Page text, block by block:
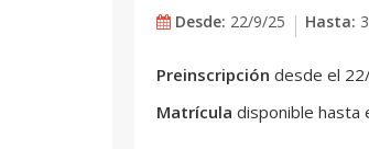
Desde: 22/9/25 Hasta:
Preinscripción desde el
Matrícula disponible hasta